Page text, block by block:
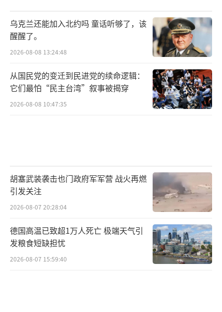
乌克兰还能加入北约吗 童话听够了，该
醒醒了。
2026-08-08 13:24:48
从国民党的变迁到民进党的续命逻辑：
它们最怕“民主台湾”叙事被揭穿
2026-08-08 10:47:35
胡塞武装袭击也门政府军军营 战火再燃
引发关注
2026-08-07 20:28:04
德国高温已致超1万人死亡 极端天气引
发粮食短缺担忧
2026-08-07 15:59:40